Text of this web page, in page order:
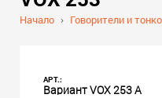
Начало › Говорители и
АРТ.:
Вариант VOX 253 A